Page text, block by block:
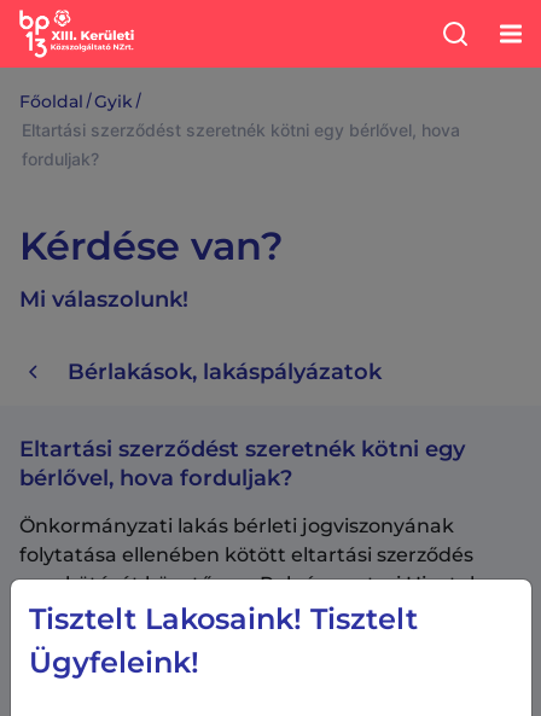
Főoldal /Gyik /
Eltartási szerződést szeretnék kötni egy bérlővel, hova
forduljak?
Kérdése van?
Mi válaszolunk!
Bérlakások, lakáspályázatok
Eltartási szerződést szeretnék kötni egy
bérlővel, hova forduljak?
Önkormányzati lakás bérleti jogviszonyának
folytatása ellenében kötött eltartási szerződés
megkötését követően a Polgármesteri Hivatal
Igazgatási Osztályát kell az eltartónak és az
eltartottnak felkeresni. Az Igazgatási Osztály végzi
el az eltartási szerződés záradékolását, valamint a
Tisztelt Lakosaink! Tisztelt
Ügyfeleink!